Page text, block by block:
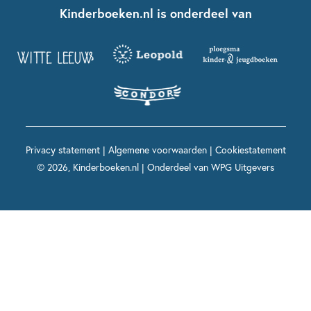
Kinderboeken diversiteit
Grappige kinderboeken
Spannende kinderboeken
Boekentips 12+ jaar
Voor volwassenen
Spekkie en Sproet
Maxi & Helium
Voor het onderwijs
Kinderboeken.nl is onderdeel van
Privacy statement| Algemene voorwaarden| Cookiestatement
© 2026, Kinderboeken.nl | Onderdeel van WPG Uitgevers